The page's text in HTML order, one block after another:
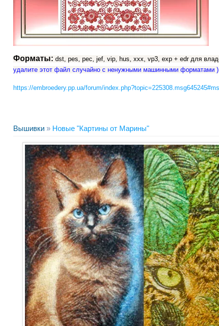
Форматы: dst, pes, pec, jef, vip, hus, xxx, vp3, exp + edr для
удалите этот файл случайно с ненужными машинными форматами )
https://embroedery.pp.ua/forum/
Вышивки » Новые "Картины от Марины"